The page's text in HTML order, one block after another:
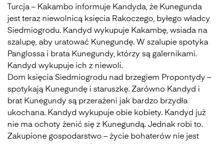
Turcja – Kakambo informuje Kandyda, że Kunegunda
jest teraz niewolnicą księcia Rakoczego, byłego władcy
Siedmiogrodu. Kandyd wykupuje Kakambę, wsiada na
szalupę, aby uratować Kunegundę. W szalupie spotyka
Panglossa i brata Kunegundy, którzy są galernikami.
Kandyd wykupuje ich z niewoli.
Dom księcia Siedmiogrodu nad brzegiem Propontydy –
spotykają Kunegundę i staruszkę. Zarówno Kandyd i
brat Kunegundy są przerażeni jak bardzo brzydła
ukochana. Kandyd wykupuje obie kobiety. Kandyd już
nie ma ochoty żenić się z Kunegundą. Jednak robi to.
Zakupione gospodarstwo – życie bohaterów nie jest